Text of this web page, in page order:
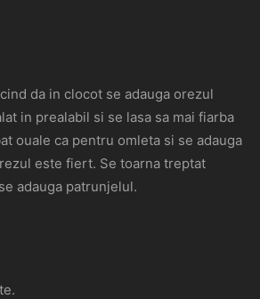
da in clocot se adauga orezul
in prealabil si se lasa sa mai fiarba
ouale ca pentru omleta si se adauga
este fiert. Se toarna treptat
adauga patrunjelul.